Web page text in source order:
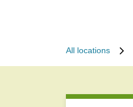
All locations